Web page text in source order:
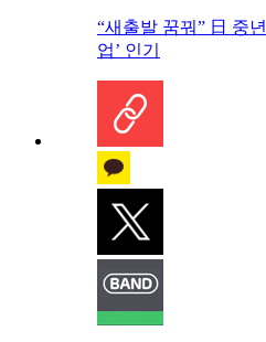
“새출발 꿈꿔” 日 중
업’ 인기